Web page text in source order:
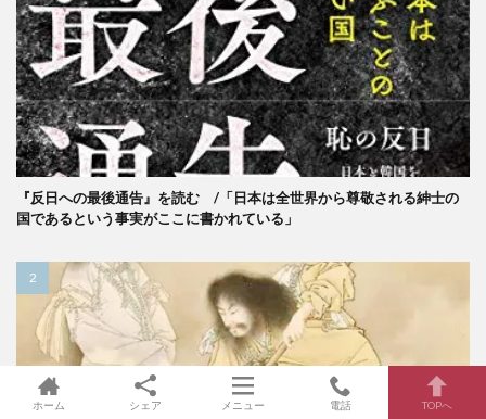
『反日への最後通告』を読む /「日本は全世界から尊敬される紳士の
国であるという事実がここに書かれている」
ホーム シェア メニュー 電話 TOPへ